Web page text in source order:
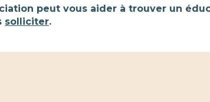
peut vous aider à trouver un
solliciter.